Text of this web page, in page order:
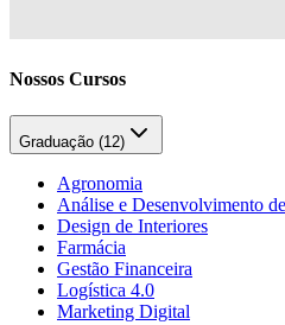
Nossos Cursos
Graduação (12)
Agronomia
Análise e Desenvolvimento
Design de Interiores
Farmácia
Gestão Financeira
Logística 4.0
Marketing Digital